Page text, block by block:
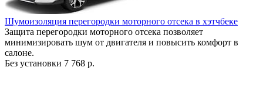
Шумоизоляция перегородки моторного отсека в хэтчбеке
Защита перегородки моторного отсека позволяет
минимизировать шум от двигателя и повысить комфорт в
салоне.
Без установки 7 768 р.